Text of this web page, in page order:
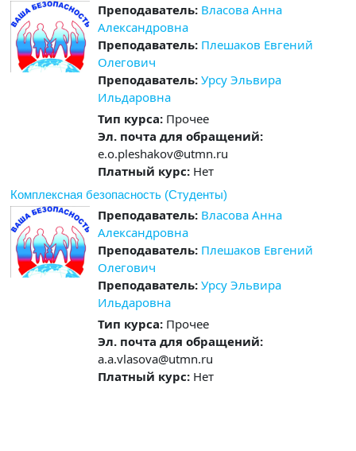
Преподаватель: Власова Анна
Александровна
Преподаватель: Плешаков Евгений
Олегович
Преподаватель: Урсу Эльвира
Ильдаровна
Тип курса: Прочее
Эл. почта для обращений:
e.o.pleshakov@utmn.ru
Платный курс: Нет
Комплексная безопасность (Студенты)
Преподаватель: Власова Анна
Александровна
Преподаватель: Плешаков Евгений
Олегович
Преподаватель: Урсу Эльвира
Ильдаровна
Тип курса: Прочее
Эл. почта для обращений:
a.a.vlasova@utmn.ru
Платный курс: Нет